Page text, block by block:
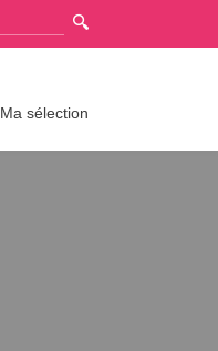
Ma sélection